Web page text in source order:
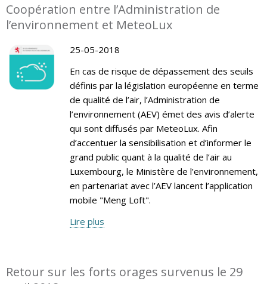
Coopération entre l’Administration de
l’environnement et MeteoLux
25-05-2018
En cas de risque de dépassement des seuils
définis par la législation européenne en terme
de qualité de l’air, l’Administration de
l’environnement (AEV) émet des avis d’alerte
qui sont diffusés par MeteoLux. Afin
d’accentuer la sensibilisation et d’informer le
grand public quant à la qualité de l’air au
Luxembourg, le Ministère de l’environnement,
en partenariat avec l’AEV lancent l’application
mobile "Meng Loft".
Lire plus
Retour sur les forts orages survenus le 29